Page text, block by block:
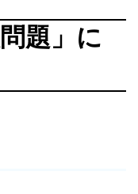
題」に